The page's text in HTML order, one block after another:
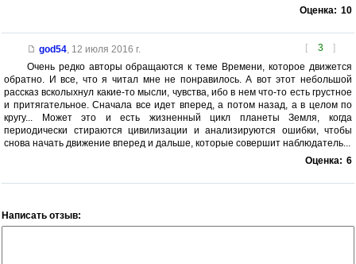
Оценка: 10
[ 3 ]
god54, 12 июля 2016 г.
Очень редко авторы обращаются к теме Времени, которое движется
обратно. И все, что я читал мне не понравилось. А вот этот небольшой
рассказ всколыхнул какие-то мысли, чувства, ибо в нем что-то есть грустное
и притягательное. Сначала все идет вперед, а потом назад, а в целом по
кругу... Может это и есть жизненный цикл планеты Земля, когда
периодически стираются цивилизации и анализируются ошибки, чтобы
снова начать движение вперед и дальше, которые совершит наблюдатель...
Оценка: 6
Написать отзыв: